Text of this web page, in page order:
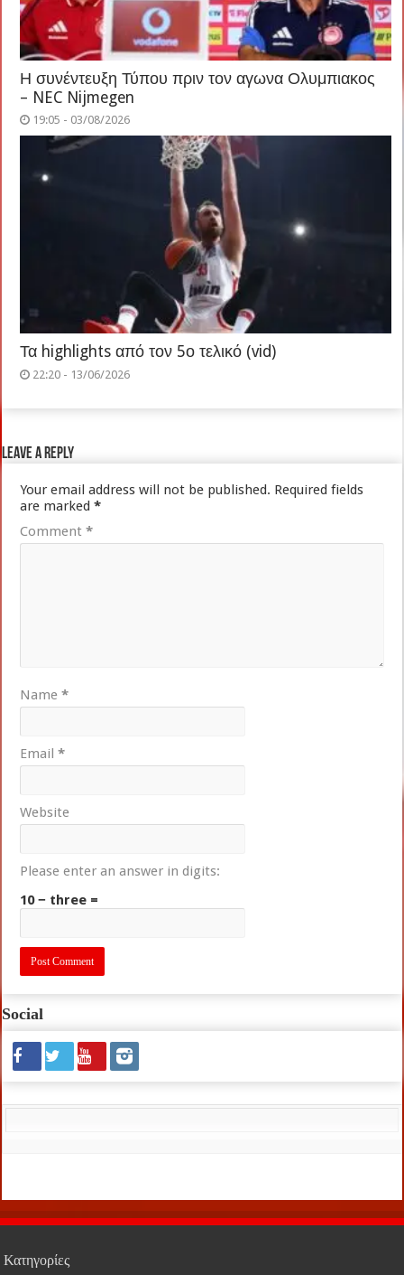
Η συνέντευξη Τύπου πριν τον αγωνα Ολυμπιακος
– NEC Nijmegen
19:05 - 03/08/2026
Τα highlights από τον 5ο τελικό (vid)
22:20 - 13/06/2026
Leave a Reply
Your email address will not be published. Required fields
are marked*
Comment*
Name*
Email*
Website
Please enter an answer in digits:
10 − three =
Social
Κατηγορίες